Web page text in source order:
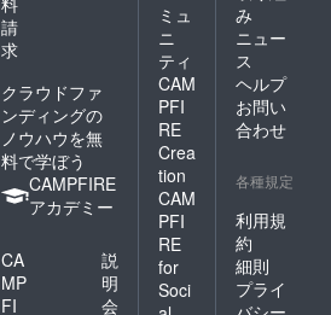
請
求
クラウドファ
ンディングの
ノウハウを無
料で学ぼう
CAMPFIRE
アカデミー
CA
MP
FI
説
明
会
ミュ
ニ
ティ
CAM
PFI
RE
Crea
tion
CAM
PFI
RE
for
Soci
み
ニュー
ス
ヘルプ
お問い
合わせ
各種規定
利用規
約
細則
プライ